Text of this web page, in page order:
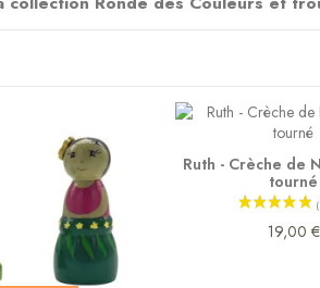
Ruth - Crèche de
tourné
19,00 €